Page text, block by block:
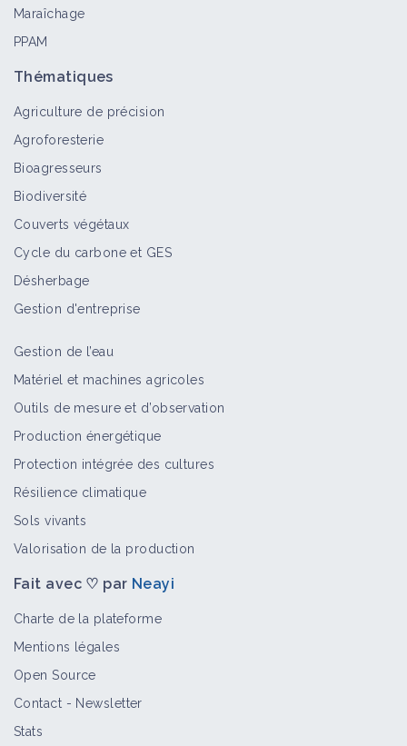
Maraîchage
PPAM
Thématiques
Agriculture de précision
Agroforesterie
Bioagresseurs
Biodiversité
Couverts végétaux
Cycle du carbone et GES
Désherbage
Gestion d'entreprise
Gestion de l’eau
Matériel et machines agricoles
Outils de mesure et d’observation
Production énergétique
Protection intégrée des cultures
Résilience climatique
Sols vivants
Valorisation de la production
Fait avec ♡ par Neayi
Charte de la plateforme
Mentions légales
Open Source
Contact - Newsletter
Stats